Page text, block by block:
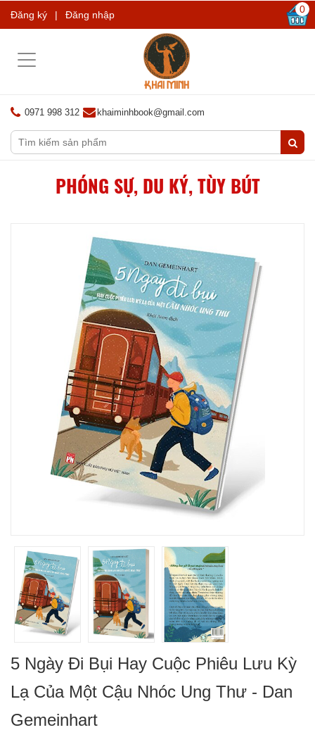
Đăng ký | Đăng nhập 0
Toggle
0971 998 312 khaiminhbook@gmail.com
PHÓNG SỰ, DU KÝ, TÙY BÚT
5 Ngày Đi Bụi Hay Cuộc Phiêu Lưu Kỳ
Lạ Của Một Cậu Nhóc Ung Thư - Dan
Gemeinhart